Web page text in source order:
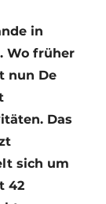
in
Wo früher
nun De
Das
sich um
42